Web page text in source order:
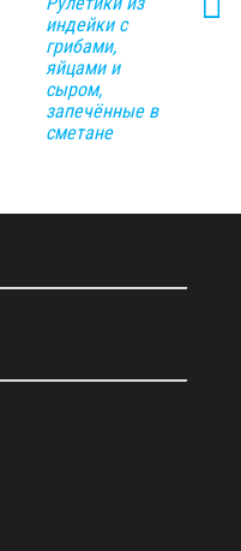
индейки с
грибами,
яйцами и
сыром,
запечённые в
сметане